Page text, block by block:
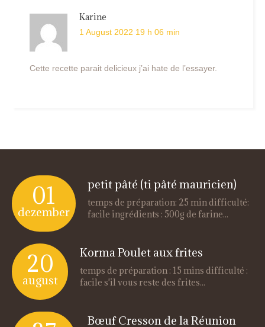
Karine
1 August 2022 19 h 06 min
Cette recette parait delicieux j’ai hate de l’essayer.
01
dezember
petit pâté (ti pâté mauricien)
temps de préparation: 25 min difficulté:
facile ingrédients : 500g de farine...
20
august
Korma Poulet aux frites
temps de préparation : 15 mins difficulté :
facile s'il vous reste des frites...
Bœuf Cresson de la Réunion